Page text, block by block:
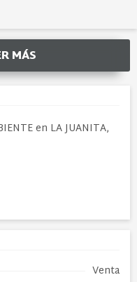
MÁS
en LA JUANITA,
Venta